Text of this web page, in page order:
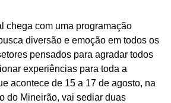
chega com uma programação
diversão e emoção em todos os
pensados para agradar todos
experiências para toda a
acontece de 15 a 17 de agosto, na
do Mineirão, vai sediar duas